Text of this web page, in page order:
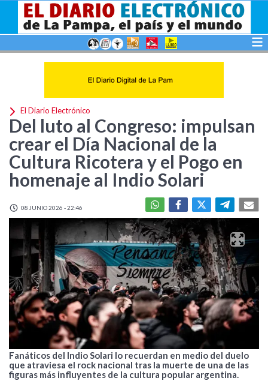
El Diario Electrónico
Del luto al Congreso: impulsan
crear el Día Nacional de la
Cultura Ricotera y el Pogo en
homenaje al Indio Solari
08 JUNIO 2026 - 22:46
Fanáticos del Indio Solari lo recuerdan en medio del duelo
que atraviesa el rock nacional tras la muerte de una de las
figuras más influyentes de la cultura popular argentina.